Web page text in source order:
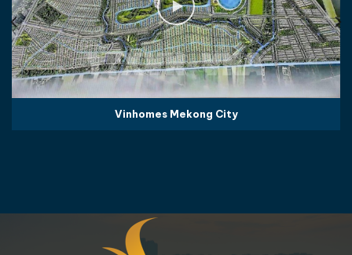
Vinhomes Mekong City